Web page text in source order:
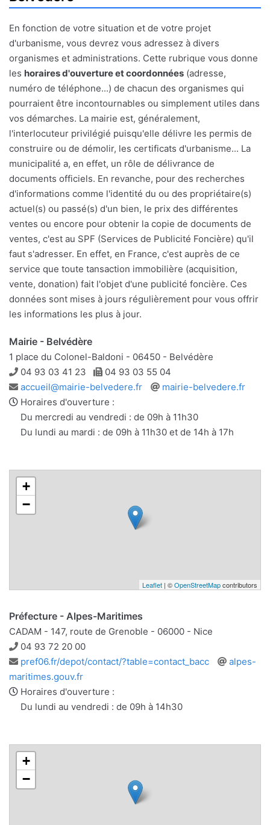
En fonction de votre situation et de votre projet
d'urbanisme, vous devrez vous adressez à divers
organismes et administrations. Cette rubrique vous donne
les horaires d'ouverture et coordonnées (adresse,
numéro de téléphone...) de chacun des organismes qui
pourraient être incontournables ou simplement utiles dans
vos démarches. La mairie est, généralement,
l'interlocuteur privilégié puisqu'elle délivre les permis de
construire ou de démolir, les certificats d'urbanisme... La
municipalité a, en effet, un rôle de délivrance de
documents officiels. En revanche, pour des recherches
d'informations comme l'identité du ou des propriétaire(s)
actuel(s) ou passé(s) d'un bien, le prix des différentes
ventes ou encore pour obtenir la copie de documents de
ventes, c'est au SPF (Services de Publicité Foncière) qu'il
faut s'adresser. En effet, en France, c'est auprès de ce
service que toute tansaction immobilière (acquisition,
vente, donation) fait l'objet d'une publicité foncière. Ces
données sont mises à jours régulièrement pour vous offrir
les informations les plus à jour.
Mairie - Belvédère
1 place du Colonel-Baldoni - 06450 - Belvédère
Téléphone
04 93 03 41 23 Télécopie
04 93 03 55 04
Adresse
e-
mail
accueil@mairie-belvedere.fr
Site
mairie-belvedere.fr
Horaires d'ouverture :
Du mercredi au vendredi : de 09h à 11h30
Du lundi au mardi : de 09h à 11h30 et de 14h à 17h
+
−
Leaflet | ©OpenStreetMapcontributors
Préfecture - Alpes-Maritimes
CADAM - 147, route de Grenoble - 06000 - Nice
Téléphone
04 93 72 20 00
Adresse
e-
mail
pref06.fr/depot/contact/?table=contact_bacc
Site
alpes-
maritimes.gouv.fr
Horaires d'ouverture :
Du lundi au vendredi : de 09h à 14h30
+
−